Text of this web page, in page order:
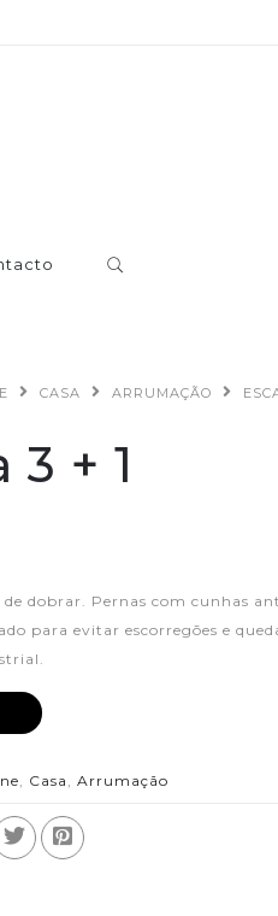
CASA ARRUMAÇÃO
3 + 1
dobrar. Pernas com cunhas
para evitar escorregões e
, Casa , Arrumação